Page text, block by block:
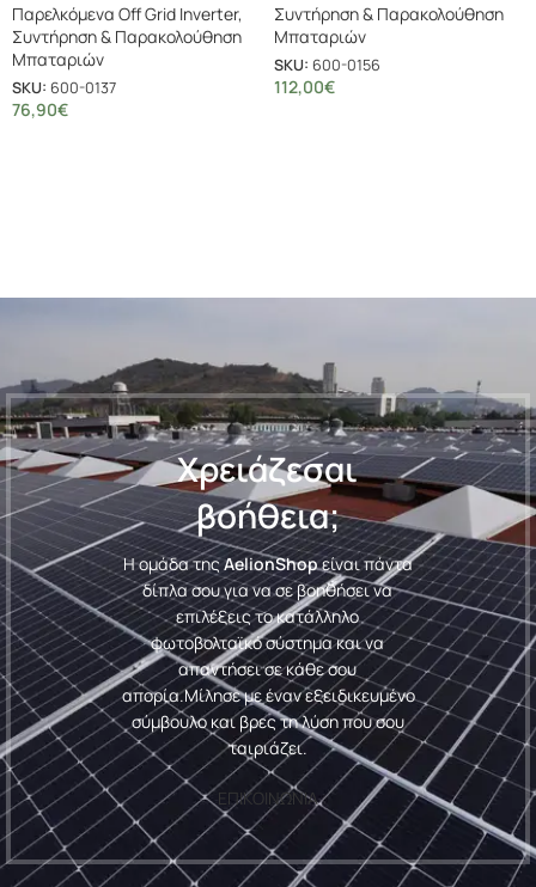
Παρελκόμενα Off Grid Inverter,
Συντήρηση & Παρακολούθηση
Μπαταριών
SKU: 600-0137
76,90€
Συντήρηση & Παρακολούθηση
Μπαταριών
SKU: 600-0156
112,00€
Χρειάζεσαι
βοήθεια;
Η ομάδα τηςAelionShopείναι πάντα
δίπλα σου για να σε βοηθήσει να
επιλέξεις το κατάλληλο
φωτοβολταϊκό σύστημα και να
απαντήσει σε κάθε σου
απορία.Μίλησε με έναν εξειδικευμένο
σύμβουλο και βρες τη λύση που σου
ταιριάζει.
ΕΠΙΚΟΙΝΩΝΙΑ